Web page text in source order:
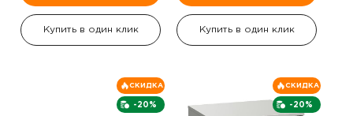
Купить в один клик Купить в один клик
-20%
СКИДКА
-20%
СКИДКА